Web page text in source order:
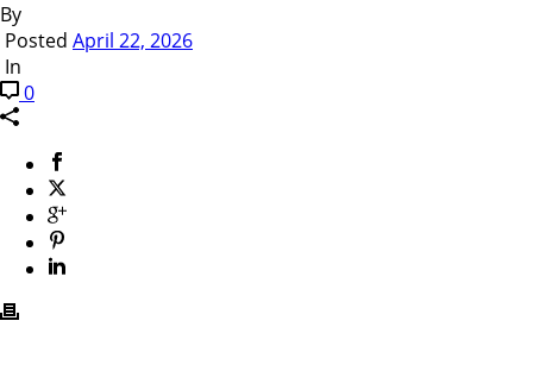
By
Posted April 22, 2026
In
0